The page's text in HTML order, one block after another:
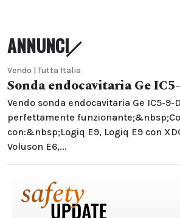
ANNUNCI
Vendo | Tutta Italia
Sonda endocavitaria Ge
Vendo sonda endocavitaria Ge IC5-
perfettamente
con:&nbsp;Logiq E9, Logiq E9 con
Voluson E6,...